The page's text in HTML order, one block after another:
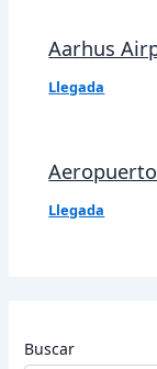
Aarhus
Llegada
Aeropuerto
Llegada
Buscar